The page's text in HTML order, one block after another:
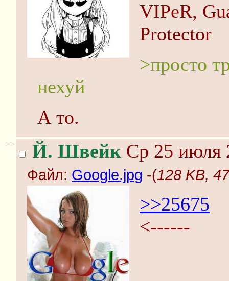
VIPeR,
Protector
>просто
нехуй
А то.
>> Й. Швейк Ср 25 июля
Файл: Google.jpg -(128 KB,
>>25675
<------